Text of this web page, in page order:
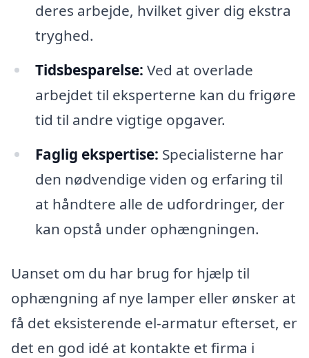
deres arbejde, hvilket giver dig ekstra
tryghed.
Tidsbesparelse: Ved at overlade
arbejdet til eksperterne kan du frigøre
tid til andre vigtige opgaver.
Faglig ekspertise: Specialisterne har
den nødvendige viden og erfaring til
at håndtere alle de udfordringer, der
kan opstå under ophængningen.
Uanset om du har brug for hjælp til
ophængning af nye lamper eller ønsker at
få det eksisterende el-armatur efterset, er
det en god idé at kontakte et firma i